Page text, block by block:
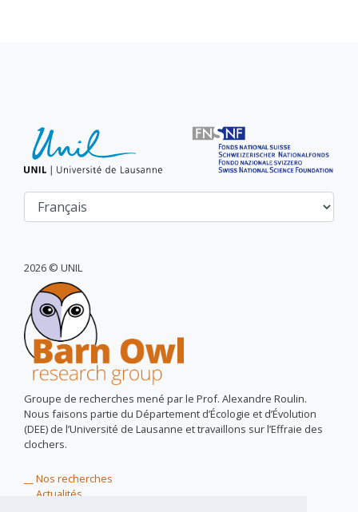
2026 © UNIL
Groupe de recherches mené par le Prof. Alexandre Roulin.
Nous faisons partie du Département d’Écologie et d’Évolution
(DEE) de l’Université de Lausanne et travaillons sur l’Effraie des
clochers.
__ Nos recherches
__ Actualités